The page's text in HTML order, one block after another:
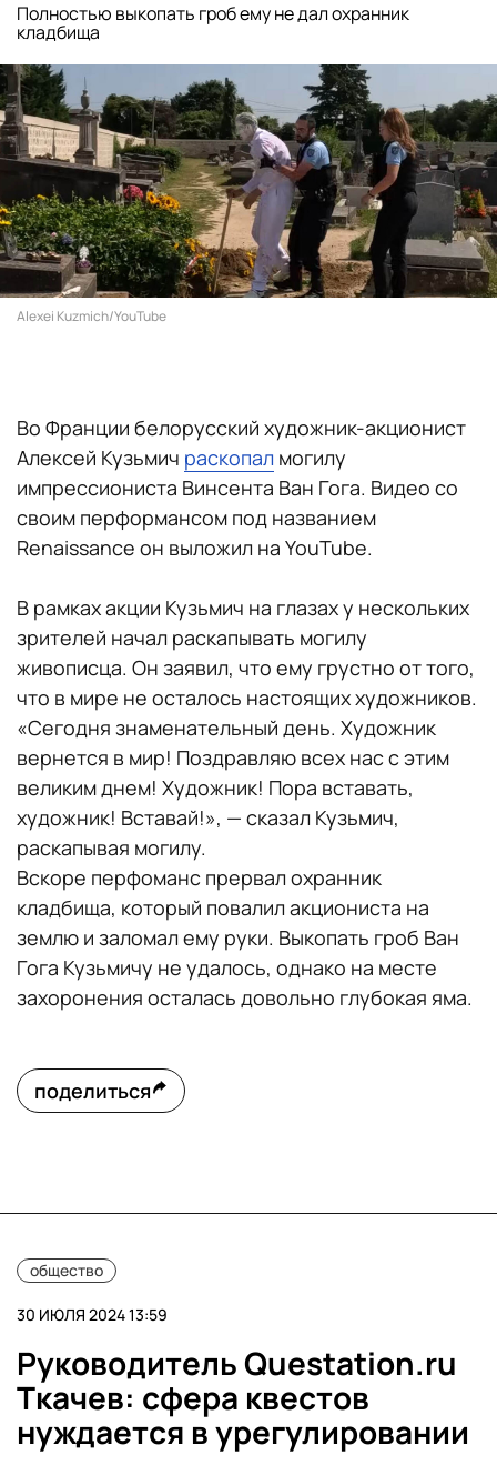
Полностью выкопать гроб ему не дал охранник
кладбища
Alexei Kuzmich/YouTube
Во Франции белорусский художник-акционист
Алексей Кузьмич раскопал могилу
импрессиониста Винсента Ван Гога. Видео со
своим перформансом под названием
Renaissance он выложил на YouTube.
В рамках акции Кузьмич на глазах у нескольких
зрителей начал раскапывать могилу
живописца. Он заявил, что ему грустно от того,
что в мире не осталось настоящих художников.
«Сегодня знаменательный день. Художник
вернется в мир! Поздравляю всех нас с этим
великим днем! Художник! Пора вставать,
художник! Вставай!», — сказал Кузьмич,
раскапывая могилу.
Вскоре перфоманс прервал охранник
кладбища, который повалил акциониста на
землю и заломал ему руки. Выкопать гроб Ван
Гога Кузьмичу не удалось, однако на месте
захоронения осталась довольно глубокая яма.
поделиться
общество
30 ИЮЛЯ 2024 13:59
Руководитель Questation.ru
Ткачев: сфера квестов
нуждается в урегулировании